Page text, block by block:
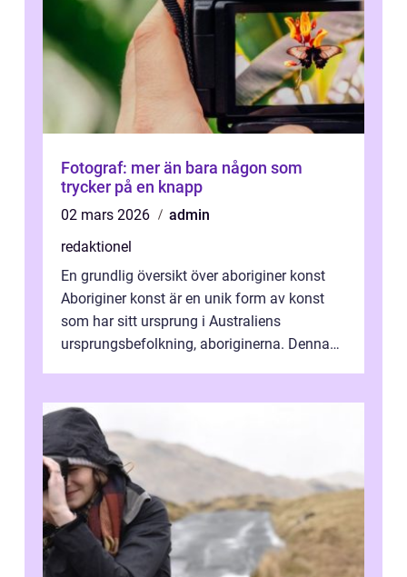
Fotograf: mer än bara någon som
trycker på en knapp
02 mars 2026
admin
redaktionel
En grundlig översikt över aboriginer konst
Aboriginer konst är en unik form av konst
som har sitt ursprung i Australiens
ursprungsbefolkning, aboriginerna. Denna